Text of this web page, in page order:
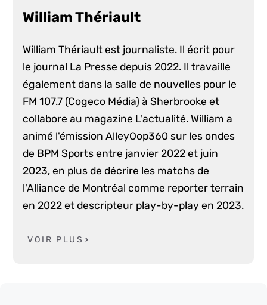
William Thériault
William Thériault est journaliste. Il écrit pour
le journal La Presse depuis 2022. Il travaille
également dans la salle de nouvelles pour le
FM 107.7 (Cogeco Média) à Sherbrooke et
collabore au magazine L'actualité. William a
animé l'émission AlleyOop360 sur les ondes
de BPM Sports entre janvier 2022 et juin
2023, en plus de décrire les matchs de
l'Alliance de Montréal comme reporter terrain
en 2022 et descripteur play-by-play en 2023.
VOIR PLUS